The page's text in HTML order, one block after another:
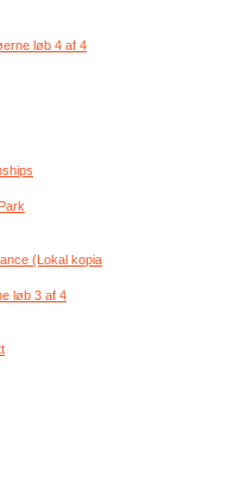
løb 4 af 4
(Lokal kopia
løb 3 af 4